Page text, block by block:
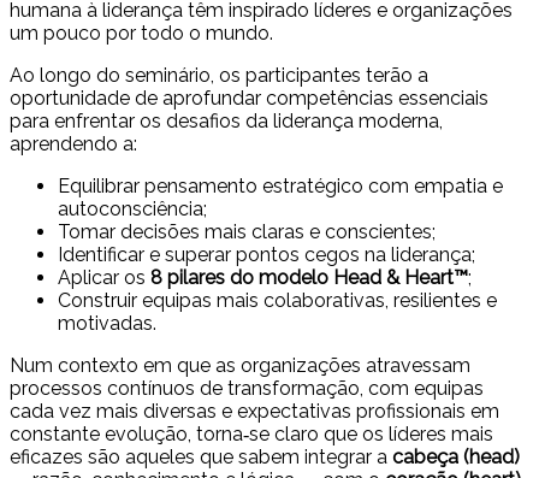
humana à liderança têm inspirado líderes e organizações
um pouco por todo o mundo.
Ao longo do seminário, os participantes terão a
oportunidade de aprofundar competências essenciais
para enfrentar os desafios da liderança moderna,
aprendendo a:
Equilibrar pensamento estratégico com empatia e
autoconsciência;
Tomar decisões mais claras e conscientes;
Identificar e superar pontos cegos na liderança;
Aplicar os 8 pilares do modelo Head & Heart™;
Construir equipas mais colaborativas, resilientes e
motivadas.
Num contexto em que as organizações atravessam
processos contínuos de transformação, com equipas
cada vez mais diversas e expectativas profissionais em
constante evolução, torna‑se claro que os líderes mais
eficazes são aqueles que sabem integrar a cabeça (head)